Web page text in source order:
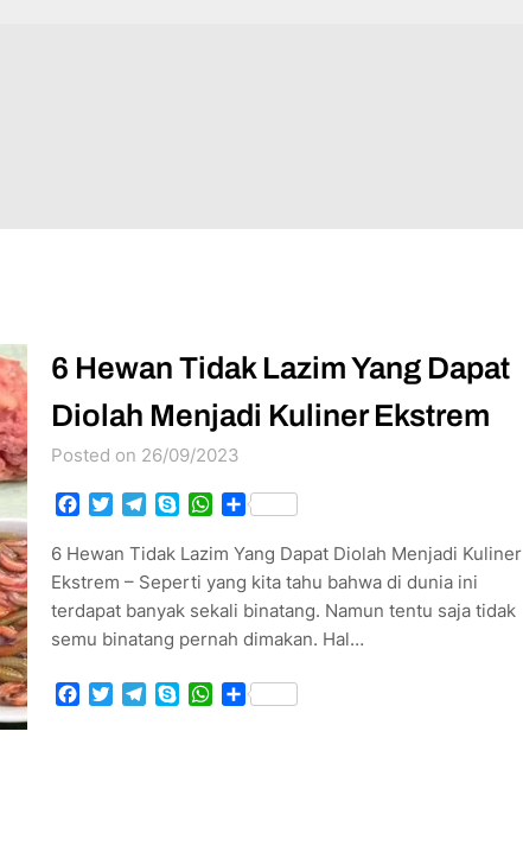
6 Hewan Tidak Lazim Yang Dapat
Diolah Menjadi Kuliner Ekstrem
Posted on 26/09/2023
Facebook
TwitterTelegram
SkypeWhatsApp
Share
6 Hewan Tidak Lazim Yang Dapat Diolah Menjadi Kuliner
Ekstrem – Seperti yang kita tahu bahwa di dunia ini
terdapat banyak sekali binatang. Namun tentu saja tidak
semu binatang pernah dimakan. Hal…
Facebook
TwitterTelegram
SkypeWhatsApp
Share